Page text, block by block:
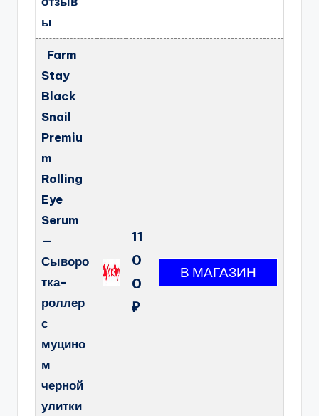
ы
Farm
Stay
Black
Snail
Premiu
m
Rolling
Eye
Serum
—
Сыворо
тка-
роллер
с
муцино
м
черной
улитки
11
0
0
₽